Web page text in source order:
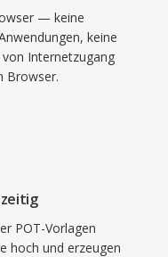
— keine
keine
Internetzugang
Browser.
POT-Vorlagen
hoch und erzeugen